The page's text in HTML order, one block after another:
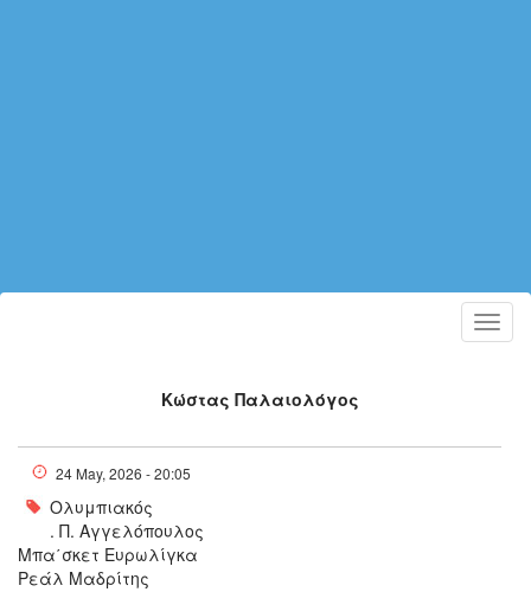
Κώστας Παλαιολόγος
24 May, 2026 - 20:05
Ολυμπιακός
. Π. Αγγελόπουλος
Μπα΄σκετ Ευρωλίγκα
Ρεάλ Μαδρίτης